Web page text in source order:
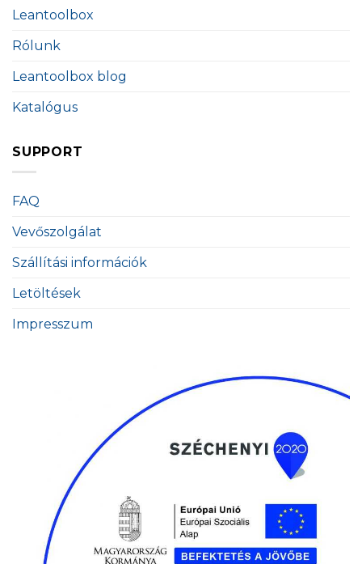
Leantoolbox
Rólunk
Leantoolbox blog
Katalógus
SUPPORT
FAQ
Vevőszolgálat
Szállítási információk
Letöltések
Impresszum